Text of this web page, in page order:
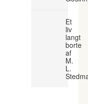
Et
liv
langt
borte
af
M.
L.